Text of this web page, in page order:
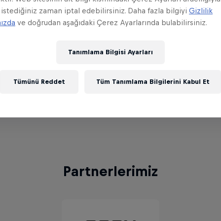
konumundaki FUT Esports, sırasıyla Team
üçte üç yaptı. Grubun ikinci sırasında ise
ile FOKUS arasındaki finalde ilk raunt yakın
üstünlüğü ile sona erdi. Sonraki rauntları da 13:11
Partnerlerimiz
istediğiniz zaman iptal edebilirsiniz. Daha fazla bilgiyi Gizlilik
ve doğrudan aşağıdaki Çerez Ayarlarında bulabilirsiniz.
Tanımlama Bilgisi Ayarları
Tümünü Reddet Tüm Tanımlama Bilgilerini Kabul Et